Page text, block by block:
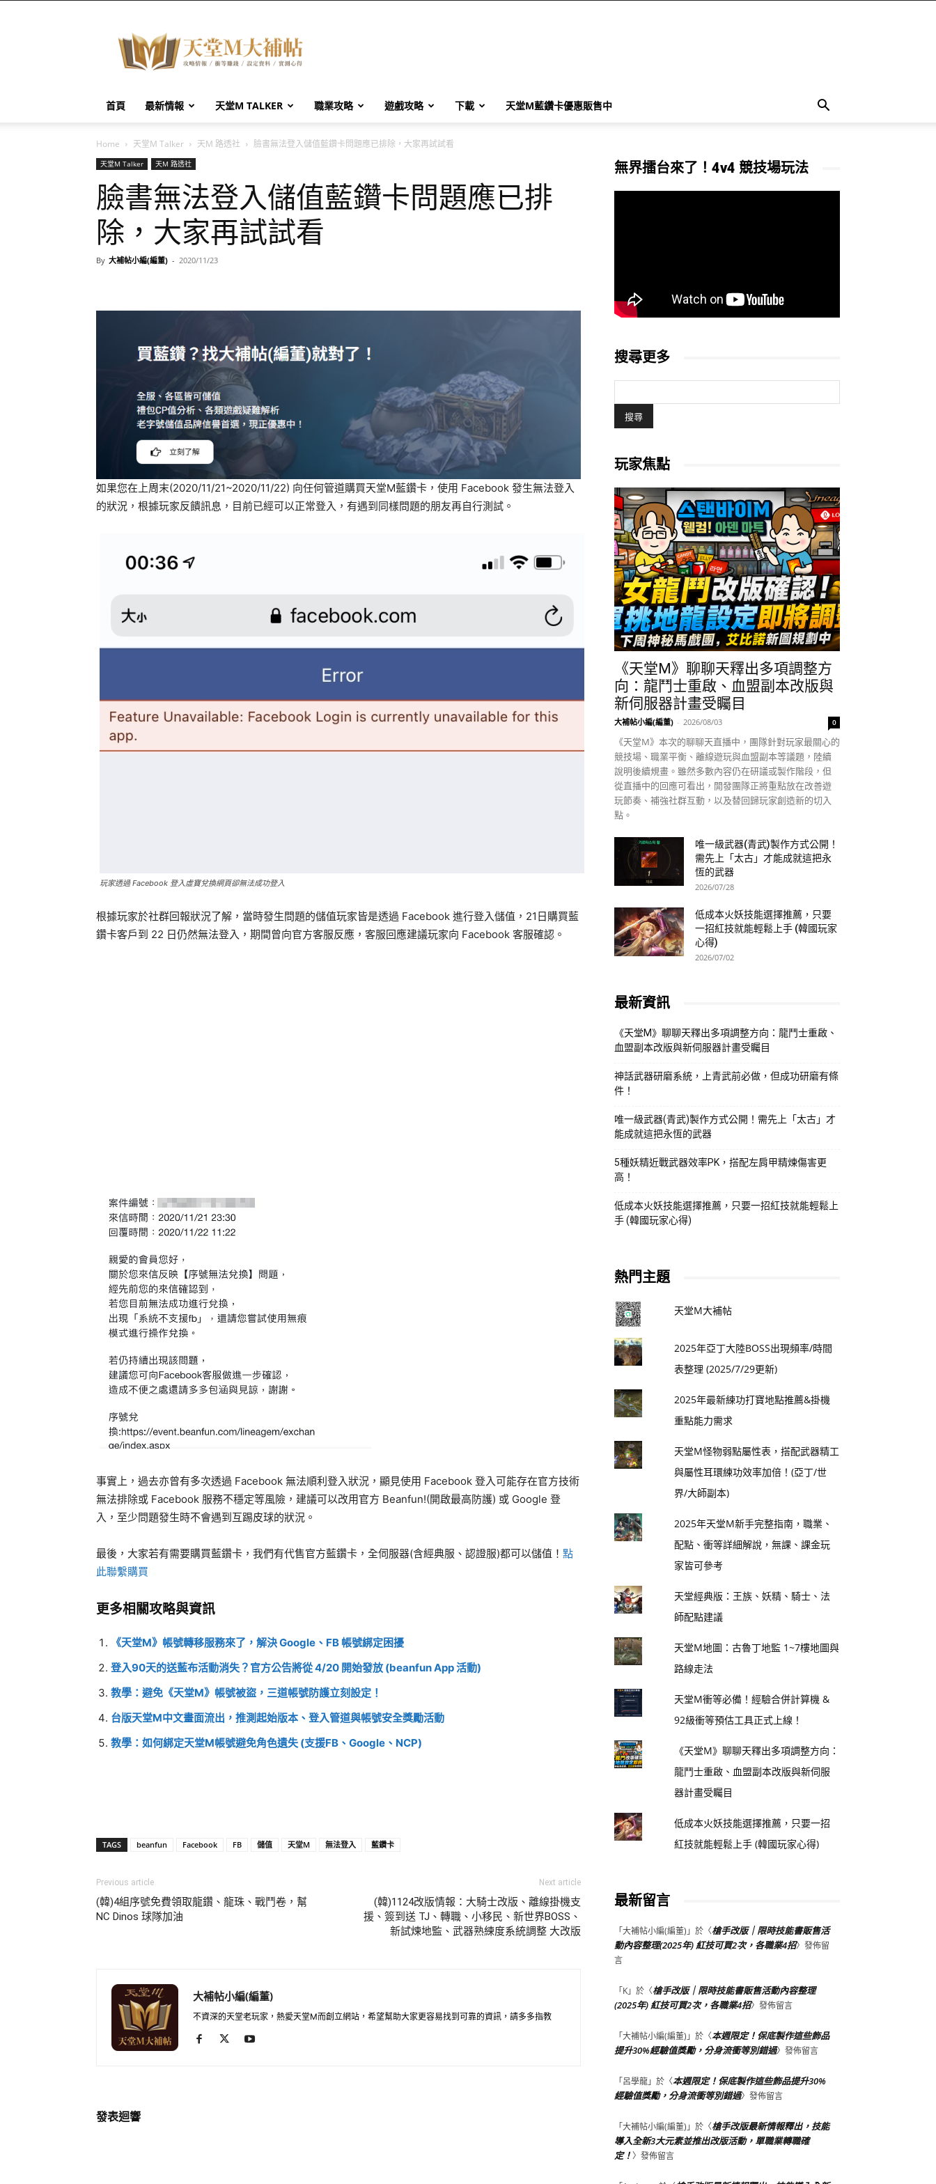
堂
M
大
帖
首頁 最新情報 天堂M TALKER 職業攻略 遊戲攻略 下載 天堂M藍鑽卡優惠販售中
Home 天堂M Talker 天M 路透社 臉書無法登入儲值藍鑽卡問題應已排除，大家再試試看
天堂M Talker 天M 路透社
臉書無法登入儲值藍鑽卡問題應已排
除，大家再試試看
By 大補帖小編(編董) - 2020/11/23
如果您在上周末(2020/11/21~2020/11/22) 向任何管道購買天堂M藍鑽卡，使用 Facebook 發生無法登入
的狀況，根據玩家反饋訊息，目前已經可以正常登入，有遇到同樣問題的朋友再自行測試。
玩家透過 Facebook 登入虛寶兌換網頁卻無法成功登入
根據玩家於社群回報狀況了解，當時發生問題的儲值玩家皆是透過 Facebook 進行登入儲值，21日購買藍
鑽卡客戶到 22 日仍然無法登入，期間曾向官方客服反應，客服回應建議玩家向 Facebook 客服確認。
事實上，過去亦曾有多次透過 Facebook 無法順利登入狀況，顯見使用 Facebook 登入可能存在官方技術
無法排除或 Facebook 服務不穩定等風險，建議可以改用官方 Beanfun!(開啟最高防護) 或 Google 登
入，至少問題發生時不會遇到互踢皮球的狀況。
最後，大家若有需要購買藍鑽卡，我們有代售官方藍鑽卡，全伺服器(含經典服、認證服)都可以儲值！ 點
此聯繫購買
更多相關攻略與資訊
《天堂M》帳號轉移服務來了，解決 Google、FB 帳號綁定困擾
登入90天的送藍布活動消失？官方公告將從 4/20 開始發放 (beanfun App 活動)
教學：避免《天堂M》帳號被盜，三道帳號防護立刻設定！
台版天堂M中文畫面流出，推測起始版本、登入管道與帳號安全獎勵活動
教學：如何綁定天堂M帳號避免角色遺失 (支援FB、Google、NCP)
TAGS beanfun Facebook FB 儲值 天堂M 無法登入 藍鑽卡
Previous article
(韓)4組序號免費領取龍鑽、龍珠、戰鬥卷，幫
NC Dinos 球隊加油
Next article
(韓)1124改版情報：大騎士改版、離線掛機支
援、簽到送 TJ、轉職、小移民、新世界BOSS、
新試煉地監、武器熟練度系統調整 大改版
大補帖小編(編董)
不資深的天堂老玩家，熱愛天堂M而創立網站，希望幫助大家更容易找到可靠的資訊，請多多指教
發表迴響
無界擂台來了！4v4 競技場玩法
搜尋更多
玩家焦點
《天堂M》聊聊天釋出多項調整方
向：龍鬥士重啟、血盟副本改版與
新伺服器計畫受矚目
大補帖小編(編董) - 2026/08/03 0
《天堂M》本次的聊聊天直播中，團隊針對玩家最關心的
競技場、職業平衡、離線遊玩與血盟副本等議題，陸續
說明後續規畫。雖然多數內容仍在研議或製作階段，但
從直播中的回應可看出，開發團隊正將重點放在改善遊
玩節奏、補強社群互動，以及替回歸玩家創造新的切入
點。
唯一級武器(青武)製作方式公開！
需先上「太古」才能成就這把永
恆的武器
2026/07/28
低成本火妖技能選擇推薦，只要
一招紅技就能輕鬆上手 (韓國玩家
心得)
2026/07/02
最新資訊
《天堂M》聊聊天釋出多項調整方向：龍鬥士重啟、
血盟副本改版與新伺服器計畫受矚目
神話武器研磨系統，上青武前必做，但成功研磨有條
件！
唯一級武器(青武)製作方式公開！需先上「太古」才
能成就這把永恆的武器
5種妖精近戰武器效率PK，搭配左肩甲精煉傷害更
高！
低成本火妖技能選擇推薦，只要一招紅技就能輕鬆上
手 (韓國玩家心得)
熱門主題
天堂M大補帖
2025年亞丁大陸BOSS出現頻率/時間
表整理 (2025/7/29更新)
2025年最新練功打寶地點推薦&掛機
重點能力需求
天堂M怪物弱點屬性表，搭配武器精工
與屬性耳環練功效率加倍！(亞丁/世
界/大師副本)
2025年天堂M新手完整指南，職業、
配點、衝等詳細解說，無課、課金玩
家皆可參考
天堂經典版：王族、妖精、騎士、法
師配點建議
天堂M地圖：古魯丁地監 1~7樓地圖與
路線走法
天堂M衝等必備！經驗合併計算機 &
92級衝等預估工具正式上線！
《天堂M》聊聊天釋出多項調整方向：
龍鬥士重啟、血盟副本改版與新伺服
器計畫受矚目
低成本火妖技能選擇推薦，只要一招
紅技就能輕鬆上手 (韓國玩家心得)
最新留言
「大補帖小編(編董) 」於〈槍手改版｜限時技能書販售活
動內容整理(2025年) 紅技可買2次，各職業4招〉發佈留
言
「K」於〈槍手改版｜限時技能書販售活動內容整理
(2025年) 紅技可買2次，各職業4招〉發佈留言
「大補帖小編(編董) 」於〈本週限定！保底製作這些飾品
提升30%經驗值獎勵，分身流衝等別錯過〉發佈留言
「呂學龍」於〈本週限定！保底製作這些飾品提升30%
經驗值獎勵，分身流衝等別錯過〉發佈留言
「大補帖小編(編董) 」於〈槍手改版最新情報釋出，技能
導入全新3大元素並推出改版活動，單職業轉職確
定！〉發佈留言